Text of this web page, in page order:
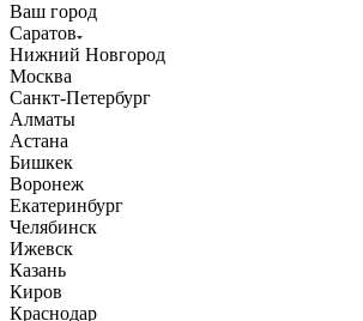
Ваш город
Саратов
Нижний Новгород
Москва
Санкт-Петербург
Алматы
Астана
Бишкек
Воронеж
Екатеринбург
Челябинск
Ижевск
Казань
Киров
Краснодар